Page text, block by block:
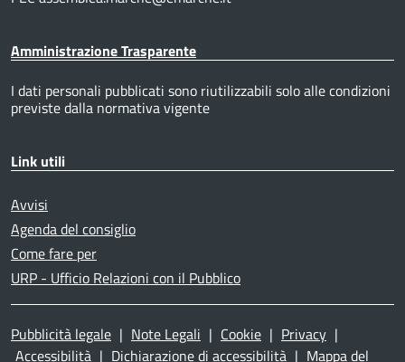
Amministrazione Trasparente
I dati personali pubblicati sono riutilizzabili solo alle condizioni
previste dalla normativa vigente
Link utili
Avvisi
Agenda del consiglio
Come fare per
URP - Ufficio Relazioni con il Pubblico
Pubblicità legale | Note Legali | Cookie | Privacy |
Accessibilità | Dichiarazione di accessibilità | Mappa del